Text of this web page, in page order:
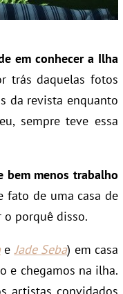
em conhecer a Ilha
trás daquelas fotos
da revista enquanto
sempre teve essa
bem menos trabalho
fato de uma casa de
o porquê disso.
eJade Seba) em casa
e chegamos na ilha.